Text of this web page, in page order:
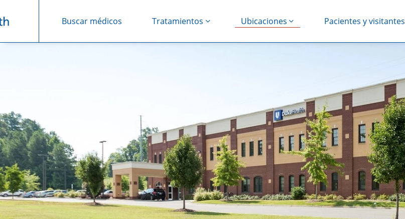
Buscar médicos Tratamientos Ubicaciones Pacientes y visitantes